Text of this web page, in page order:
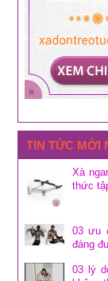
TIN TỨC MỚI
Xà
thức
03 ưu
đáng
03 lý